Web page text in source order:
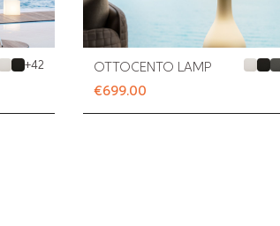
+42 OTTOCENTO LAMP
€699.00